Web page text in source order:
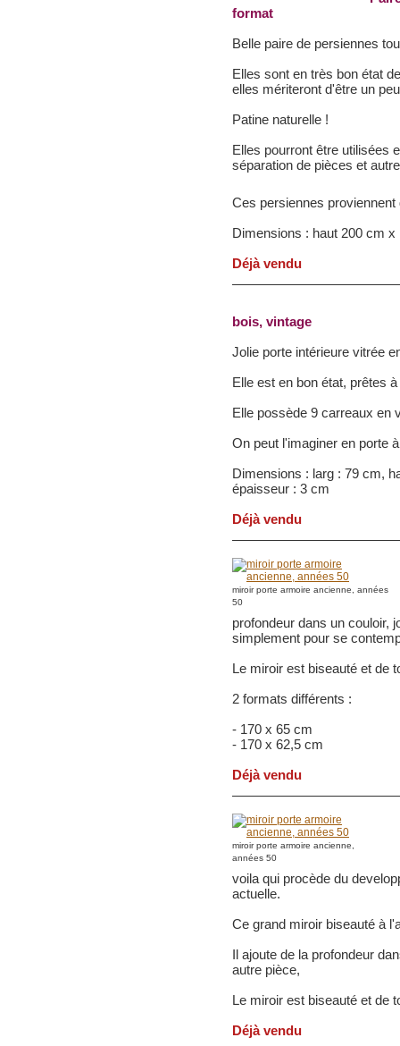
format
Belle paire de persiennes
Elles sont en très bon état
elles mériteront d'être un
Patine naturelle !
Elles pourront être utilisées
séparation de pièces et
Ces persiennes
Dimensions : haut 200 cm
Déjà vendu
bois, vintage
Jolie porte intérieure vitrée
Elle est en bon état, prêtes
Elle possède 9 carreaux en
On peut l'imaginer en porte
Dimensions : larg : 79 cm,
épaisseur : 3 cm
Déjà vendu
miroir porte armoire ancienne, années
50
profondeur dans un couloir,
simplement pour se
Le miroir est biseauté et de
2 formats différents :
- 170 x 65 cm
- 170 x 62,5 cm
Déjà vendu
miroir porte armoire ancienne,
années 50
voila qui procède du
actuelle.
Ce grand miroir biseauté à
Il ajoute de la profondeur
autre pièce,
Le miroir est biseauté et de
Déjà vendu